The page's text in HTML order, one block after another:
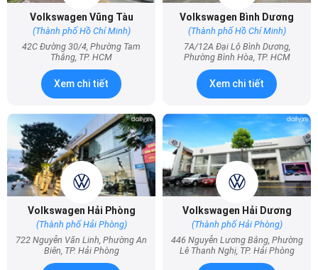
Volkswagen Vũng Tàu
(Thành phố Hồ Chí Minh)
42C Đường 30/4, Phường Tam
Thắng, TP. HCM
Xem chi tiết
Volkswagen Bình Dương
(Thành phố Hồ Chí Minh)
7A/12A Đại Lộ Bình Dương,
Phường Bình Hòa, TP. HCM
Xem chi tiết
Volkswagen Hải Phòng
(Thành phố Hải Phòng)
722 Nguyễn Văn Linh, Phường An
Biên, TP. Hải Phòng
Volkswagen Hải Dương
(Thành phố Hải Phòng)
446 Nguyễn Lương Bằng, Phường
Lê Thanh Nghị, TP. Hải Phòng